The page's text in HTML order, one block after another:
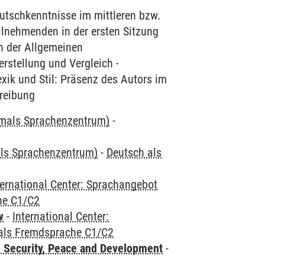
im mittleren bzw.
in der ersten Sitzung
der Allgemeinen
und Vergleich -
und Stil: Präsenz des Autors im
Sprachenzentrum) -
Sprachenzentrum) - Deutsch als
Center: Sprachangebot
C1/C2
- International Center:
Fremdsprache C1/C2
Peace and Development -